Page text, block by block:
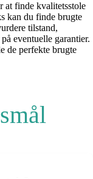
at finde kvalitetsstole
kan du finde brugte
tilstand,
eventuelle garantier.
de perfekte brugte